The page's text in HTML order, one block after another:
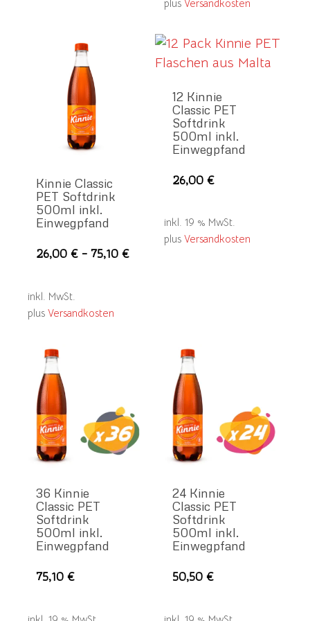
plus Versandkosten
Kinnie Classic
PET Softdrink
500ml inkl.
Einwegpfand
26,00€–75,10€
Optionen
können
Produktseite
gewählt
werden
inkl. MwSt.
plus Versandkosten
12 Kinnie
Classic PET
Softdrink
500ml inkl.
Einwegpfand
26,00€
inkl. 19 % MwSt.
plus Versandkosten
36 Kinnie
Classic PET
Softdrink
500ml inkl.
Einwegpfand
75,10€
24 Kinnie
Classic PET
Softdrink
500ml inkl.
Einwegpfand
50,50€